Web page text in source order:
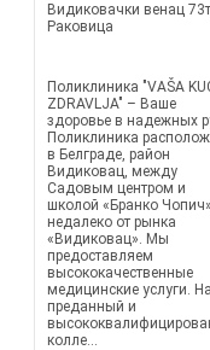
Видиковачки венац
Раковица
Поликлиника "VAŠA
ZDRAVLJA" – Ваше
здоровье в надежных
Поликлиника
в Белграде, район
Видиковац, между
Садовым центром и
школой «Бранко
недалеко от рынка
«Видиковац». Мы
предоставляем
высококачественные
медицинские услуги.
преданный и
колле...